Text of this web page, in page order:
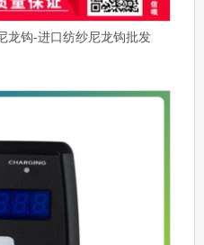
龙钩-进口纺纱尼龙钩批发